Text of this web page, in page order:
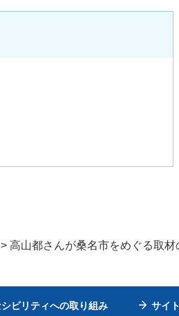
> 高山都さんが桑名市をめぐる取
ビリティへの取り組み サイ